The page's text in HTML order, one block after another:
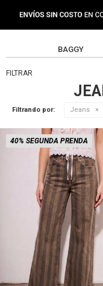
BAGGY
Filtrando por: Jeans
40% SEGUNDA PRENDA